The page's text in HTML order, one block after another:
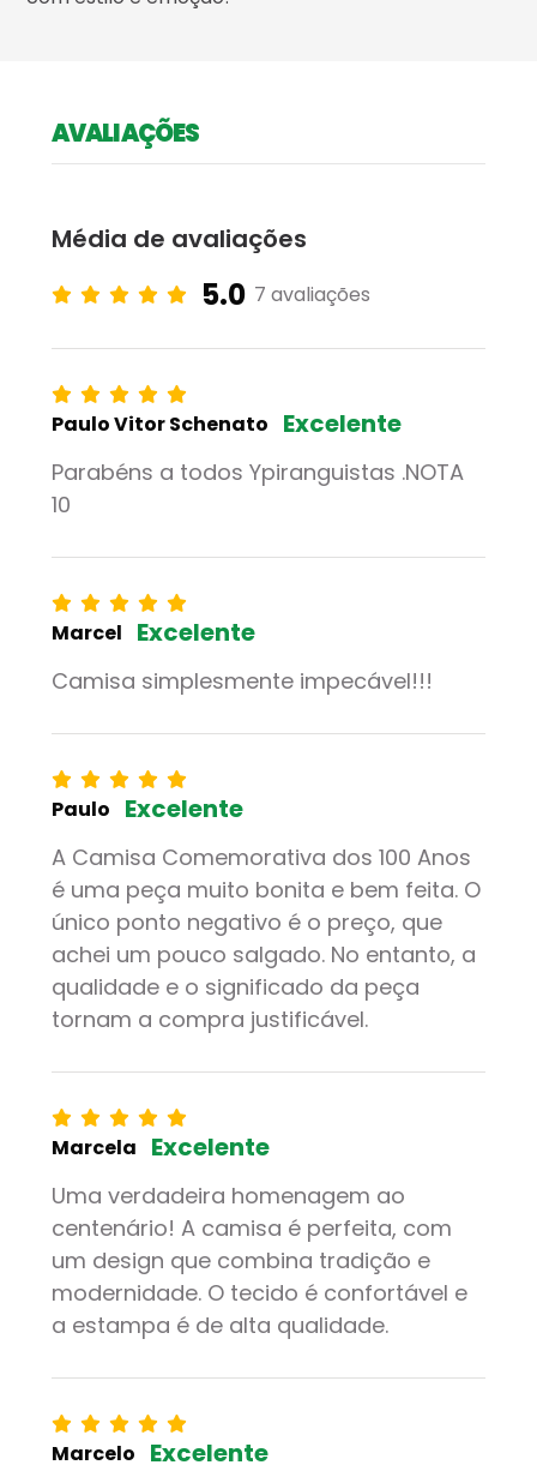
AVALIAÇÕES
Média de avaliações
5.0 7 avaliações
Paulo Vitor Schenato Excelente
Parabéns a todos Ypiranguistas .NOTA
10
Marcel Excelente
Camisa simplesmente impecável!!!
Paulo Excelente
A Camisa Comemorativa dos 100 Anos
é uma peça muito bonita e bem feita. O
único ponto negativo é o preço, que
achei um pouco salgado. No entanto, a
qualidade e o significado da peça
tornam a compra justificável.
Marcela Excelente
Uma verdadeira homenagem ao
centenário! A camisa é perfeita, com
um design que combina tradição e
modernidade. O tecido é confortável e
a estampa é de alta qualidade.
Marcelo Excelente